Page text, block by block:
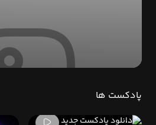
پادکست ها